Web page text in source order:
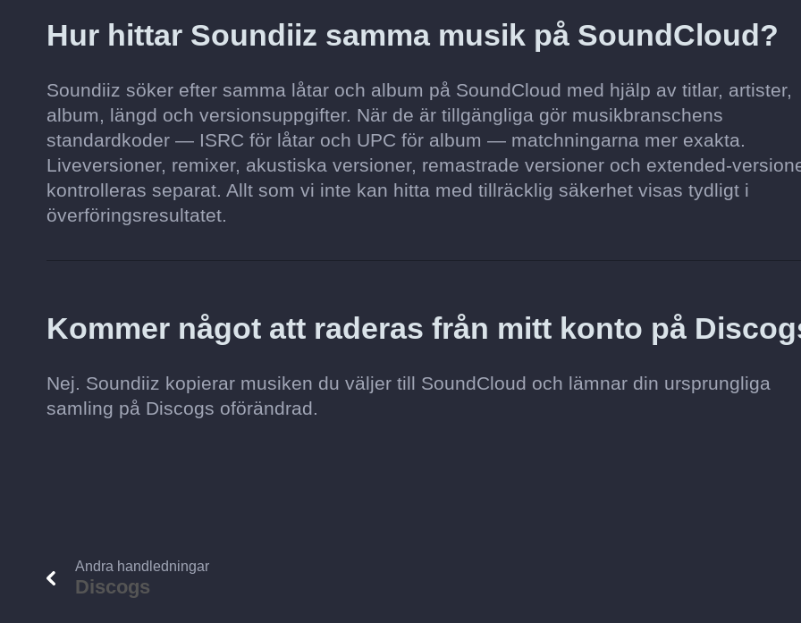
Hur hittar Soundiiz samma musik på SoundCloud?
Soundiiz söker efter samma låtar och album på SoundCloud med hjälp av titlar, artister,
album, längd och versionsuppgifter. När de är tillgängliga gör musikbranschens
standardkoder — ISRC för låtar och UPC för album — matchningarna mer exakta.
Liveversioner, remixer, akustiska versioner, remastrade versioner och extended-
kontrolleras separat. Allt som vi inte kan hitta med tillräcklig säkerhet visas tydligt i
överföringsresultatet.
Kommer något att raderas från mitt konto på
Nej. Soundiiz kopierar musiken du väljer till SoundCloud och lämnar din ursprungliga
samling på Discogs oförändrad.
Andra handledningar
Discogs